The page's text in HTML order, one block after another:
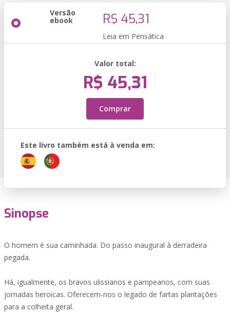
Versão
ebook R$ 45,31
Leia em Pensática
Valor total:
R$ 45,31
Comprar
Este livro também está à venda em:
Sinopse
O homem é sua caminhada. Do passo inaugural à derradeira
pegada.
Há, igualmente, os bravos ulissianos e pampeanos, com suas
jornadas heroicas. Oferecem-nos o legado de fartas plantações
para a colheita geral.